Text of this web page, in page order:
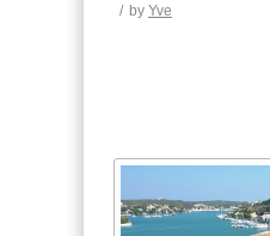
/ by Yve